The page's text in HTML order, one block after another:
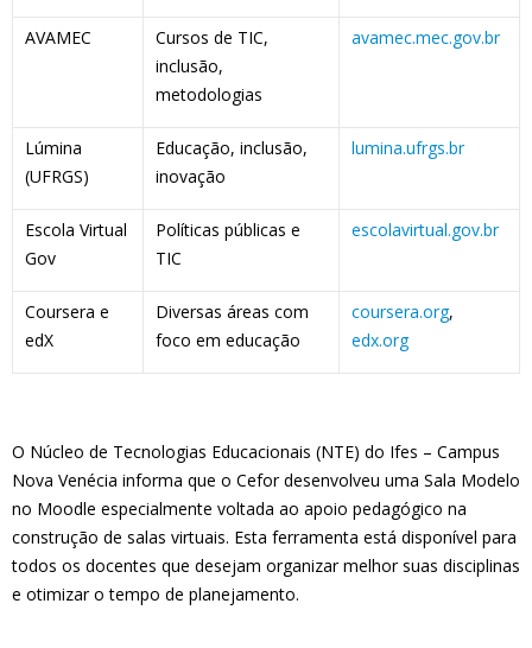
AVAMEC
Cursos de TIC,
inclusão,
metodologias
avamec.mec.gov.br
Lúmina
(UFRGS)
Educação, inclusão,
inovação
lumina.ufrgs.br
Escola Virtual
Gov
Políticas públicas e
TIC
escolavirtual.gov.br
Coursera e
edX
Diversas áreas com
foco em educação
coursera.org,
edx.org
O Núcleo de Tecnologias Educacionais (NTE) do Ifes – Campus
Nova Venécia informa que o Cefordesenvolveu uma Sala Modelo
no Moodle especialmente voltada ao apoio pedagógico na
construção de salas virtuais. Esta ferramenta está disponível para
todos os docentes que desejam organizar melhor suas disciplinas
e otimizar o tempo de planejamento.